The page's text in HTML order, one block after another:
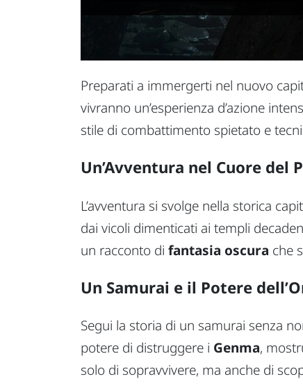
Preparati a immergerti nel nuovo
vivranno un’esperienza d’azione
stile di combattimento spietato e
Un’Avventura nel Cuore del
L’avventura si svolge nella storica
dai vicoli dimenticati ai templi
un racconto di fantasia oscura che
Un Samurai e il Potere
Segui la storia di un samurai senza
potere di distruggere i Genma,
solo di sopravvivere, ma anche di